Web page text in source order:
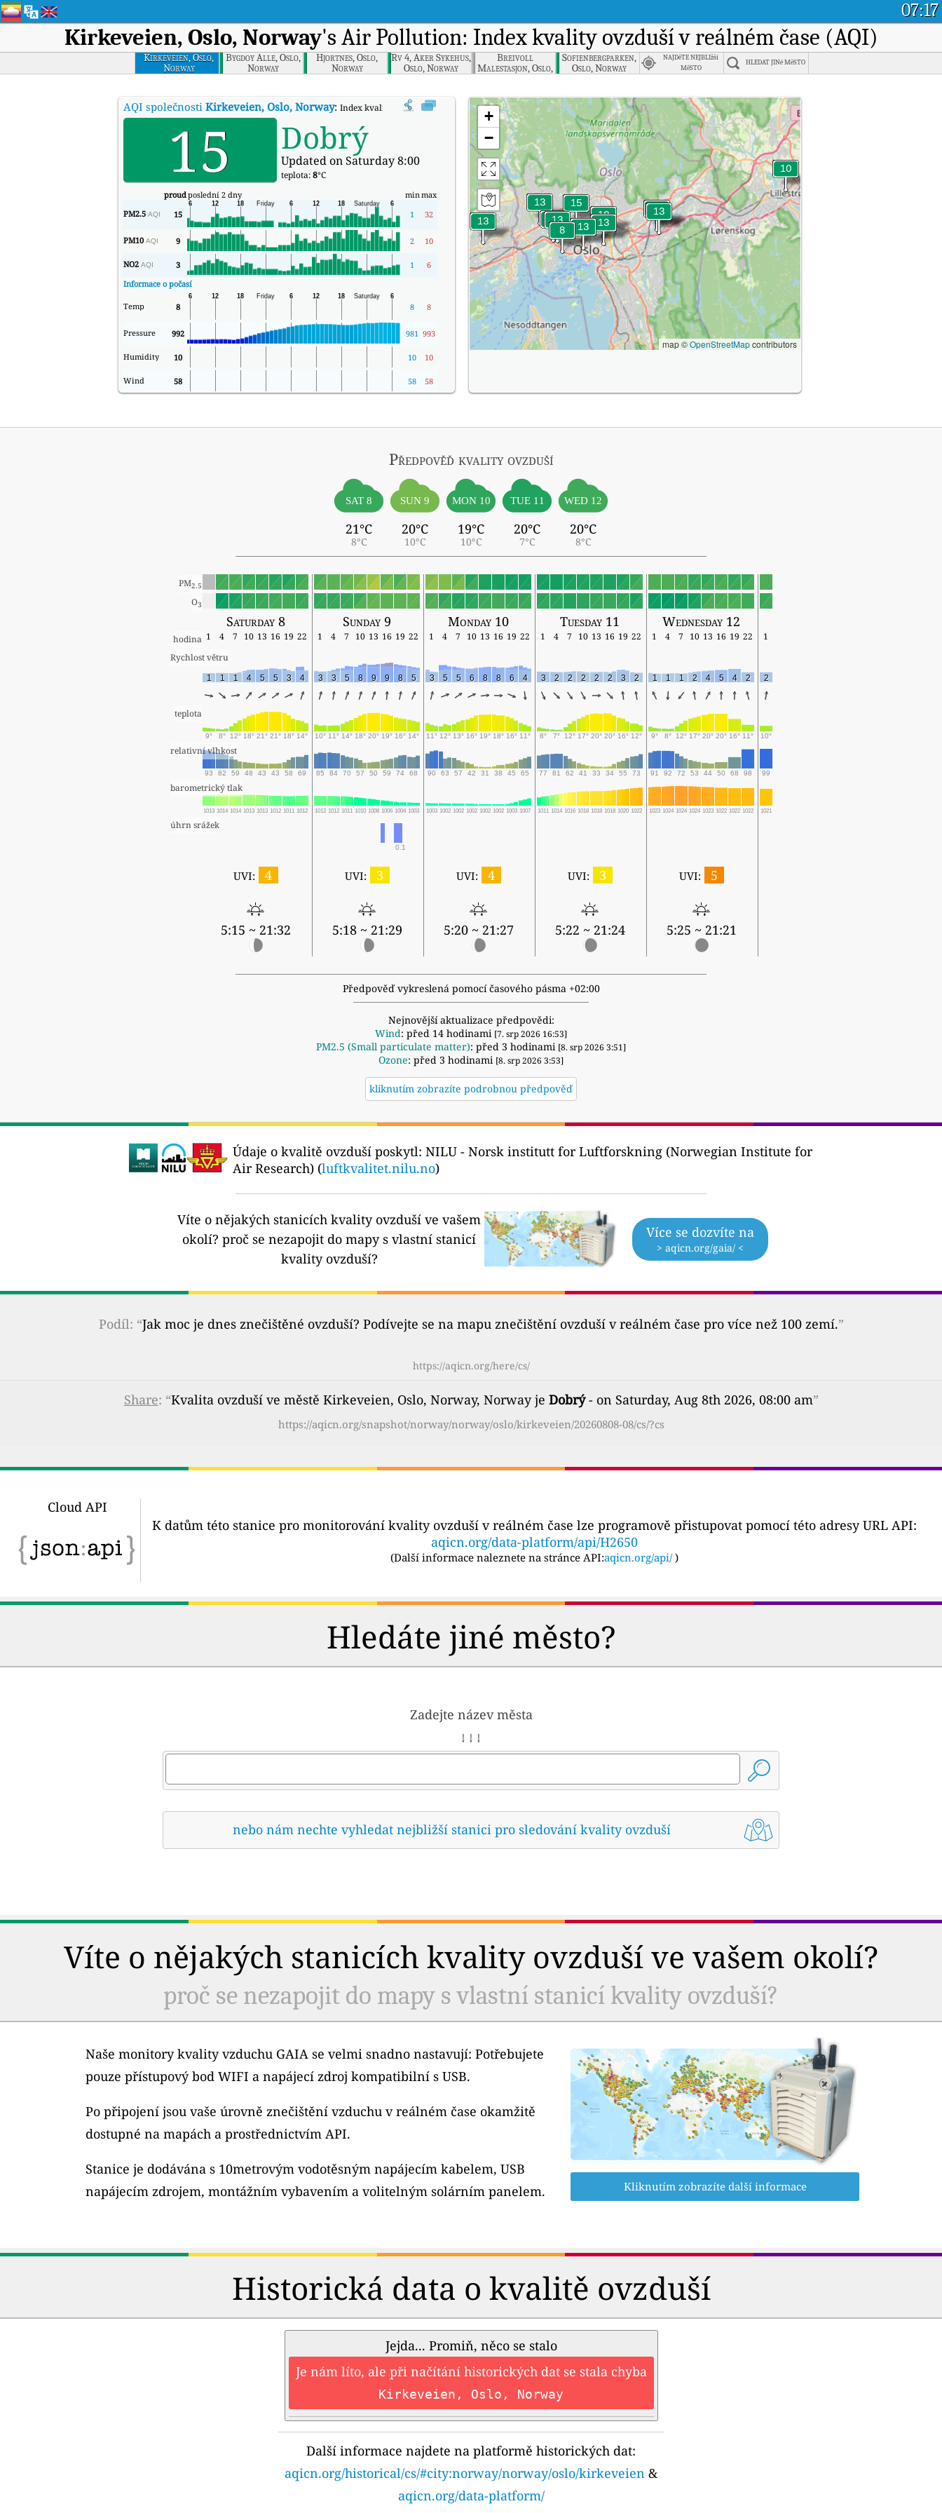
07:17
Kirkeveien, Oslo, Norway's Air Pollution: Index kvality ovzduší v reálném čase (AQI)
Kirkeveien, Oslo,
Norway
Bygdoy Alle, Oslo,
Norway
Hjortnes, Oslo,
Norway
Rv 4, Aker Sykehus,
Oslo, Norway
Breivoll
Malestasjon, Oslo,
Norway
Sofienbergparken,
Oslo, Norway
NAJDěTE NEJBLIžší
MěSTO
HLEDAT JINé MěSTO
AQI společnosti Kirkeveien, Oslo, Norway: Index kvality vzduchu v reálném čase (AQI) společnosti Kirkeveien, Oslo, Norway.
15 Dobrý
Updated on Saturday 8:00
teplota:8°C
proudposlední 2 dny minmax
PM2.5 AQI 15 1 32
PM10 AQI 9 2 10
NO2 AQI 3 1
6
Informace o počasí
Temp 8 8 8
Pressure 992 981 993
Humidity 10 10 10
Wind 58 58 58
+
−
map ©OpenStreetMapcontributors
Předpověď kvality ovzduší
SAT 8
21°C
8°C
SUN 9
20°C
10°C
MON 10
19°C
10°C
TUE 11
20°C
7°C
WED 12
20°C
8°C
PM2.5
O3
Saturday 8 Sunday 9 Monday 10 Tuesday 11 Wednesday 12
hodina 1 4 7 10 13 16 19 22 1 4 7 10 13 16 19 22 1 4 7 10 13 16 19 22 1 4 7 10 13 16 19 22 1 4 7 10 13 16 19 22
1
Rychlost větru
1 1 1 4 5 5 3 4 3 3 5 8 9 9 8 5 3 5 5 6 8 8 6 4 3 2 2 2 2 2 3 2 1 1 1 2 4 5 4 2 2
teplota
9° 8° 12° 18° 21° 21° 18° 14° 10° 11° 14° 18° 20° 19° 16° 14° 11° 12° 13° 16° 19° 18° 16° 11° 8° 7° 12° 17° 20° 20° 16° 12° 9° 8° 12° 17° 20° 20° 16° 11° 10°
relativní vlhkost
93 82 59 48 43 43 58 69 85 84 70 57 50 59 74 68 90 63 57 42 31 38 45 65 77 81 62 41 33 34 55 73 91 92 72 53 44 50 68 98 99
barometrický tlak
1013 1014 1014 1013 1013 1012 1011 1012 1012 1012 1011 1010 1008 1006 1004 1003 1003 1002 1002 1002 1002 1002 1003 1007 1011 1014 1016 1018 1018 1018 1020 1022 1023 1024 1024 1024 1023 1022 1022 1022 1021
úhrn srážek
0.1
UVI: 4
5:15 ~ 21:32
UVI: 3
5:18 ~ 21:29
UVI: 4
5:20 ~ 21:27
UVI: 3
5:22 ~ 21:24
UVI: 5
5:25 ~ 21:21
Předpověď vykreslená pomocí časového pásma +02:00
Nejnovější aktualizace předpovědi:
Wind: před 14 hodinami [7. srp 2026 16:53]
PM2.5 (Small particulate matter): před 3 hodinami [8. srp 2026 3:51]
Ozone: před 3 hodinami [8. srp 2026 3:53]
kliknutím zobrazíte podrobnou předpověď
Údaje o kvalitě ovzduší poskytl: NILU - Norsk institutt for Luftforskning (Norwegian Institute for
Air Research) (luftkvalitet.nilu.no)
Víte o nějakých stanicích kvality ovzduší ve vašem
okolí? proč se nezapojit do mapy s vlastní stanicí
kvality ovzduší?
Více se dozvíte na
> aqicn.org/gaia/ <
Podíl: “Jak moc je dnes znečištěné ovzduší? Podívejte se na mapu znečištění ovzduší v reálném čase pro více než 100 zemí.”
https://aqicn.org/here/cs/
Share: “Kvalita ovzduší ve městě Kirkeveien, Oslo, Norway, Norway je Dobrý- on Saturday, Aug 8th 2026, 08:00 am”
https://aqicn.org/snapshot/norway/norway/oslo/kirkeveien/20260808-08/cs/?cs
Cloud API
K datům této stanice pro monitorování kvality ovzduší v reálném čase lze programově přistupovat pomocí této adresy URL API:
aqicn.org/data-platform/api/H2650
(Další informace naleznete na stránce API:aqicn.org/api/ )
Hledáte jiné město?
Zadejte název města
↓ ↓ ↓
nebo nám nechte vyhledat nejbližší stanici pro sledování kvality ovzduší
Víte o nějakých stanicích kvality ovzduší ve vašem okolí?
proč se nezapojit do mapy s vlastní stanicí kvality ovzduší?
Naše monitory kvality vzduchu GAIA se velmi snadno nastavují: Potřebujete
pouze přístupový bod WIFI a napájecí zdroj kompatibilní s USB.
Po připojení jsou vaše úrovně znečištění vzduchu v reálném čase okamžitě
dostupné na mapách a prostřednictvím API.
Stanice je dodávána s 10metrovým vodotěsným napájecím kabelem, USB
napájecím zdrojem, montážním vybavením a volitelným solárním panelem.
Kliknutím zobrazíte další informace
Historická data o kvalitě ovzduší
Jejda... Promiň, něco se stalo
Je nám líto, ale při načítání historických dat se stala chyba
Kirkeveien, Oslo, Norway
Další informace najdete na platformě historických dat:
aqicn.org/historical/cs/#city:norway/norway/oslo/kirkeveien &
aqicn.org/data-platform/